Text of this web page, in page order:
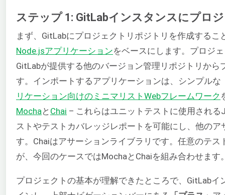
ステップ 1: GitLabインスタンスにプロ
まず、GitLabにプロジェクトリポジトリを作成する
Node.jsアプリケーションをベースにします。プロジ
GitLabが提供する他のバージョン管理リポジトリか
す。インポートするアプリケーションは、シンプルな
リケーション向けのミニマリストWebフレームワーク
Mocha と Chai – これらはユニットテストに使用され
ストやテストカバレッジレポートを可能にし、他の
す。Chaiはアサーションライブラリです。任意のテ
が、今回のケースではMochaとChaiを組み合わせます
プロジェクトの基本が理解できたところで、GitLab